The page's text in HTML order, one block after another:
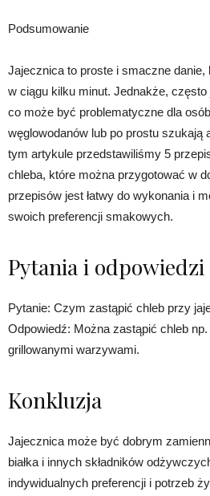
Podsumowanie
Jajecznica to proste i smaczne
w ciągu kilku minut. Jednakże,
co może być problematyczne dla
węglowodanów lub po prostu szukają
tym artykule przedstawiliśmy 5
chleba, które można przygotować w
przepisów jest łatwy do wykonania i
swoich preferencji smakowych.
Pytania i odpowiedzi
Pytanie: Czym zastąpić chleb przy
Odpowiedź: Można zastąpić chleb
grillowanymi warzywami.
Konkluzja
Jajecznica może być dobrym
białka i innych składników
indywidualnych preferencji i potrzeb